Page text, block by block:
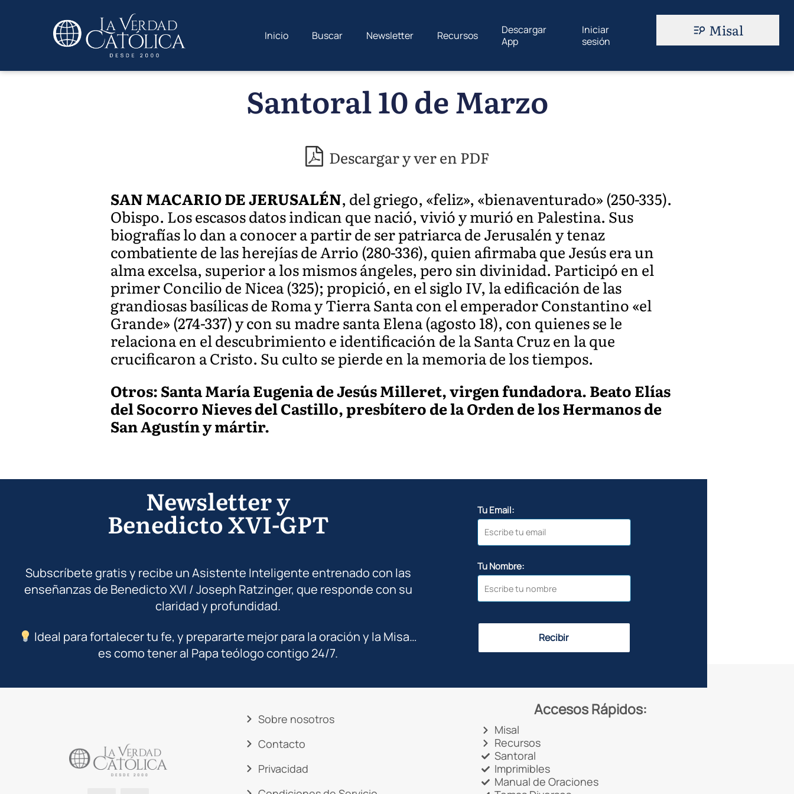
Inicio Buscar Newsletter Recursos
Descargar
App
Iniciar
sesión
Misal
Santoral 10 de Marzo
Descargar y ver en PDF
SAN MACARIO DE JERUSALÉN, del griego, «feliz», «bienaventurado» (250-335).
Obispo. Los escasos datos indican que nació, vivió y murió en Palestina. Sus
biografías lo dan a conocer a partir de ser patriarca de Jerusalén y tenaz
combatiente de las herejías de Arrio (280-336), quien afirmaba que Jesús era un
alma excelsa, superior a los mismos ángeles, pero sin divinidad. Participó en el
primer Concilio de Nicea (325); propició, en el siglo IV, la edificación de las
grandiosas basílicas de Roma y Tierra Santa con el emperador Constantino «el
Grande» (274-337) y con su madre santa Elena (agosto 18), con quienes se le
relaciona en el descubrimiento e identificación de la Santa Cruz en la que
crucificaron a Cristo. Su culto se pierde en la memoria de los tiempos.
Otros: Santa María Eugenia de Jesús Milleret, virgen fundadora. Beato Elías
del Socorro Nieves del Castillo, presbítero de la Orden de los Hermanos de
San Agustín y mártir.
Newsletter y
Benedicto XVI-GPT
Subscríbete gratis y recibe un Asistente Inteligente entrenado con las
enseñanzas de Benedicto XVI / Joseph Ratzinger, que responde con su
claridad y profundidad.
Ideal para fortalecer tu fe, y prepararte mejor para la oración y la Misa…
es como tener al Papa teólogo contigo 24/7.
Tu Email:
Tu Nombre:
Recibir
Sobre nosotros
Contacto
Privacidad
Accesos Rápidos:
Misal
Recursos
Santoral
Imprimibles
Manual de Oraciones